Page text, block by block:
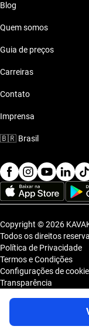
Blog
Quem somos
Guia de preços
Carreiras
Contato
Imprensa
🇧🇷 Brasil
Copyright © 2026
Todos os direitos
Política de Privacidade
Termos e Condições
Configurações de
Transparência
KAVAK TECNOLOGIA E
CNPJ sob o nº